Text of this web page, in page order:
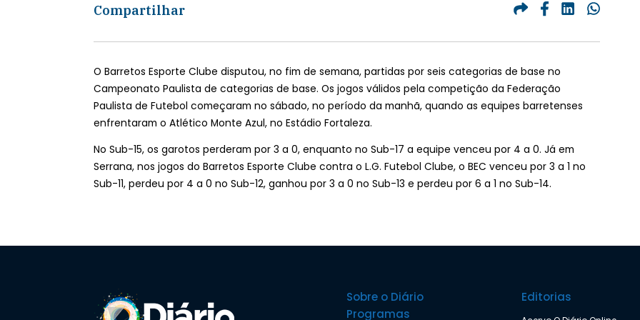
Compartilhar
O Barretos Esporte Clube disputou, no fim de semana, partidas por seis categorias de base no
Campeonato Paulista de categorias de base. Os jogos válidos pela competição da Federação
Paulista de Futebol começaram no sábado, no período da manhã, quando as equipes barretenses
enfrentaram o Atlético Monte Azul, no Estádio Fortaleza.
No Sub-15, os garotos perderam por 3 a 0, enquanto no Sub-17 a equipe venceu por 4 a 0. Já em
Serrana, nos jogos do Barretos Esporte Clube contra o L.G. Futebol Clube, o BEC venceu por 3 a 1 no
Sub-11, perdeu por 4 a 0 no Sub-12, ganhou por 3 a 0 no Sub-13 e perdeu por 6 a 1 no Sub-14.
Sobre o Diário
Programas
Editorias